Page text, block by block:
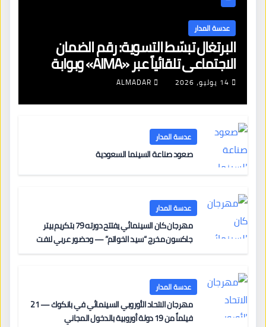
عدسة المدار
البرتغال تبسّط التسوية: رقم الضمان
الاجتماعي تلقائياً عبر «AIMA» وبوابة
جديدة لتجديد الإقامات
14 يوليو، 2026 ALMADAR
عدسة المدار
صعود صناعة السينما السعودية
عدسة المدار
مهرجان كان السينمائي يفتتح دورته 79 بتكريم بيتر
جاكسون مخرج “سيد الخواتم” — وحضور عربي لافت
عدسة المدار
مهرجان الاتحاد الأوروبي السينمائي في بانكوك — 21
فيلماً من 19 دولة أوروبية بالدخول المجاني